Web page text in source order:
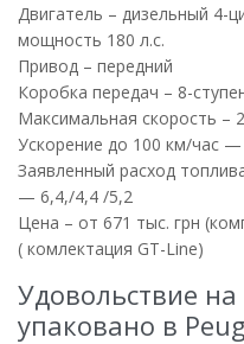
Двигатель – дизельный 4-
мощность 180 л.с.
Привод – передний
Коробка передач – 8-
Максимальная скорость –
Ускорение до 100 км/час —
Заявленный расход
— 6,4,/4,4 /5,2
Цена – от 671 тыс. грн
( комлектация GT-Line)
Удовольствие
упаковано в